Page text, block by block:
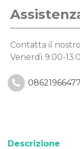
Contatta il
Venerdì 9:00-
08621966477
Descrizione